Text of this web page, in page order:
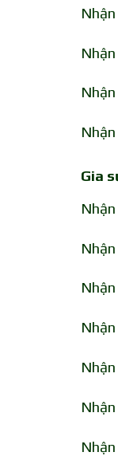
Gia